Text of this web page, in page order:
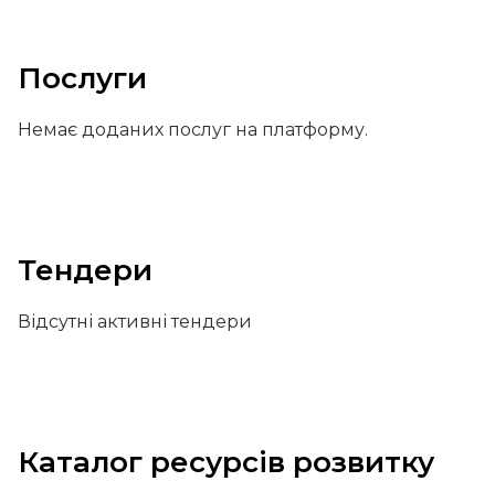
Послуги
Немає доданих послуг на платформу.
Тендери
Відсутні активні тендери
Каталог ресурсів розвитку